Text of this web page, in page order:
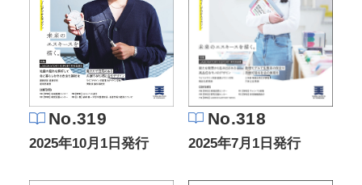
No.319
2025年10月1日発行
No.318
2025年7月1日発行